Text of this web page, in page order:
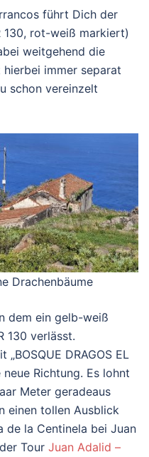
führt Dich der
130, rot-weiß markiert)
weitgehend die
hierbei immer separat
schon vereinzelt
Drachenbäume
dem ein gelb-weiß
130 verlässt.
DRAGOS EL
neue Richtung. Es lohnt
Meter geradeaus
einen tollen Ausblick
de la Centinela bei Juan
Tour Juan Adalid –